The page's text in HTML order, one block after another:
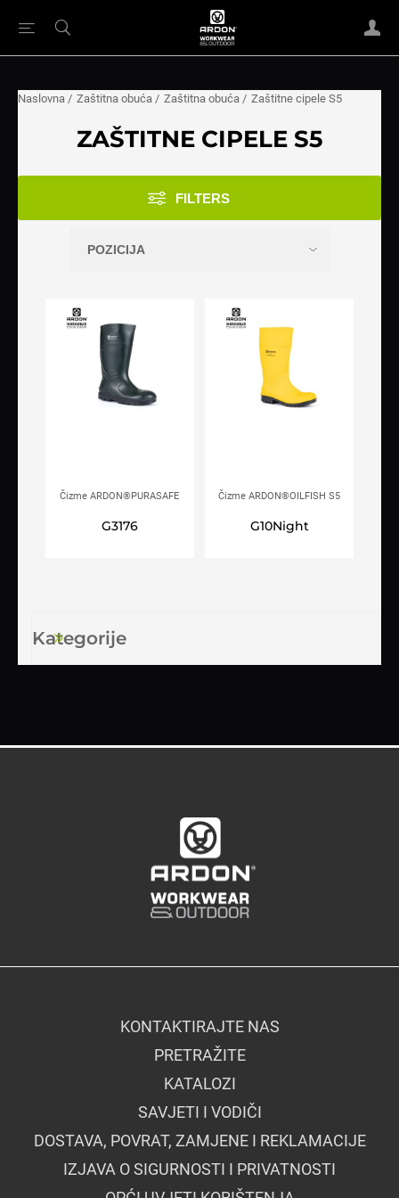
Naslovna / Zaštitna obuća / Zaštitna obuća / Zaštitne cipele S5
ZAŠTITNE CIPELE S5
FILTERS
Čizme ARDON®PURASAFE
G3176
Čizme ARDON®OILFISH S5
G10Night
Kategorije
KONTAKTIRAJTE NAS
PRETRAŽITE
KATALOZI
SAVJETI I VODIČI
DOSTAVA, POVRAT, ZAMJENE I REKLAMACIJE
IZJAVA O SIGURNOSTI I PRIVATNOSTI